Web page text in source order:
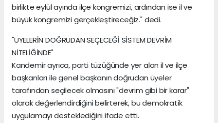
birlikte eylül ayında ilçe kongremizi, ardından ise il ve
büyük kongremizi gerçekleştireceğiz." dedi.
"ÜYELERİN DOĞRUDAN SEÇECEĞİ SİSTEM DEVRİM
NİTELİĞİNDE"
Kandemir ayrıca, parti tüzüğünde yer alan il ve ilçe
başkanları ile genel başkanın doğrudan üyeler
tarafından seçilecek olmasını "devrim gibi bir karar"
olarak değerlendirdiğini belirterek, bu demokratik
uygulamayı desteklediğini ifade etti.